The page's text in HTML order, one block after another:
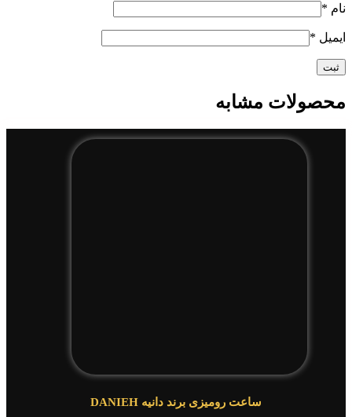
نام *
ایمیل *
محصولات مشابه
ساعت رومیزی برند دانیه DANIEH